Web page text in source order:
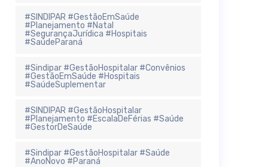
#SINDIPAR #GestãoEmSaúde
#Planejamento #Natal
#SegurançaJurídica #Hospitais
#SaúdeParaná
#Sindipar #GestãoHospitalar #Convênios
#GestãoEmSaúde #Hospitais
#SaúdeSuplementar
#SINDIPAR #GestãoHospitalar
#Planejamento #EscalaDeFérias #Saúde
#GestorDeSaúde
#Sindipar #GestãoHospitalar #Saúde
#AnoNovo #Paraná